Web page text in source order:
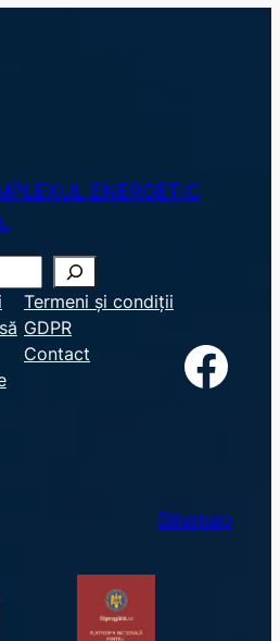
ENERGETIC
Termeni și condiții
GDPR
Contact
Facebook
Sitemap